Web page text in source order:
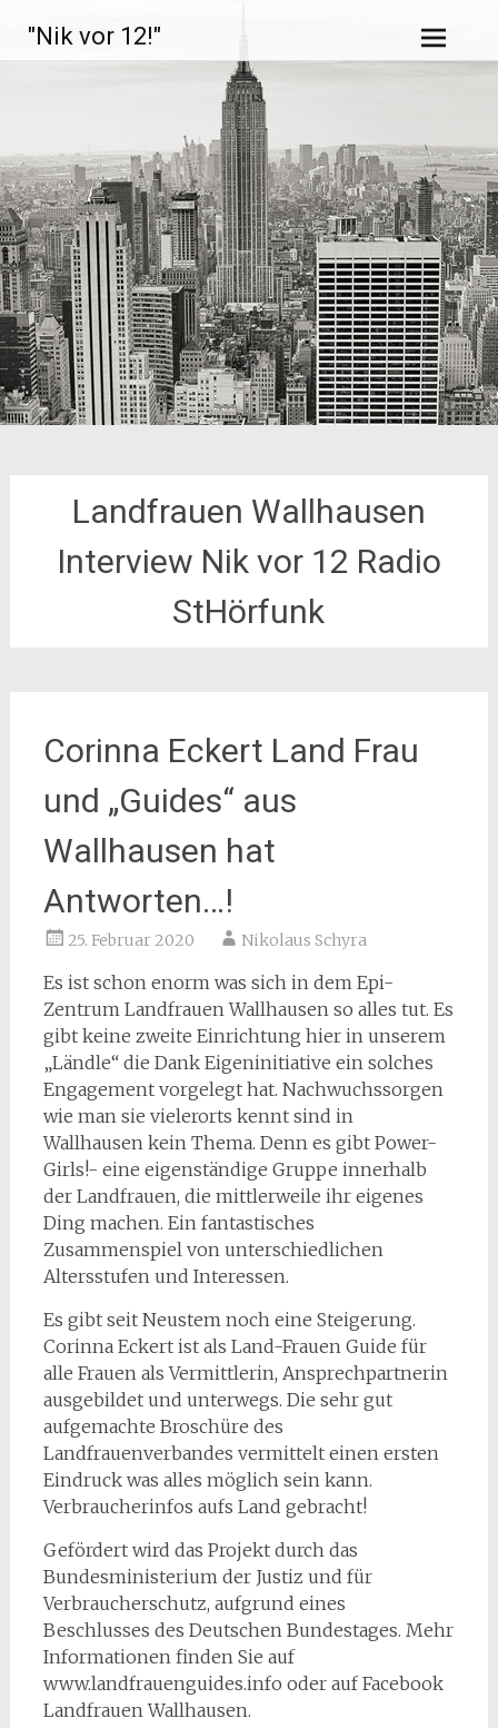
Inhalt
springen
"Nik vor 12!"
Landfrauen Wallhausen
Interview Nik vor 12 Radio
StHörfunk
Corinna Eckert Land Frau
und „Guides“ aus
Wallhausen hat
Antworten…!
25. Februar 2020 Nikolaus Schyra
Es ist schon enorm was sich in dem Epi-
Zentrum Landfrauen Wallhausen so alles tut. Es
gibt keine zweite Einrichtung hier in unserem
„Ländle“ die Dank Eigeninitiative ein solches
Engagement vorgelegt hat. Nachwuchssorgen
wie man sie vielerorts kennt sind in
Wallhausen kein Thema. Denn es gibt Power-
Girls!- eine eigenständige Gruppe innerhalb
der Landfrauen, die mittlerweile ihr eigenes
Ding machen. Ein fantastisches
Zusammenspiel von unterschiedlichen
Altersstufen und Interessen.
Es gibt seit Neustem noch eine Steigerung.
Corinna Eckert ist als Land-Frauen Guide für
alle Frauen als Vermittlerin, Ansprechpartnerin
ausgebildet und unterwegs. Die sehr gut
aufgemachte Broschüre des
Landfrauenverbandes vermittelt einen ersten
Eindruck was alles möglich sein kann.
Verbraucherinfos aufs Land gebracht!
Gefördert wird das Projekt durch das
Bundesministerium der Justiz und für
Verbraucherschutz, aufgrund eines
Beschlusses des Deutschen Bundestages. Mehr
Informationen finden Sie auf
www.landfrauenguides.info oder auf Facebook
Landfrauen Wallhausen.